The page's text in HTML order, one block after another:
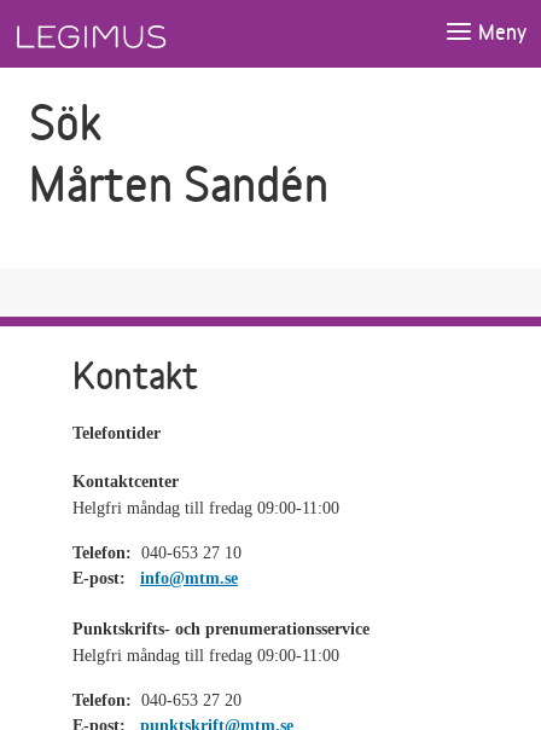
Meny
Sök
Mårten Sandén
Kontakt
Telefontider
Kontaktcenter
Helgfri måndag till fredag 09:00-11:00
Telefon: 040-653 27 10
E-post:
info@mtm.se
Punktskrifts- och prenumerationsservice
Helgfri måndag till fredag 09:00-11:00
Telefon: 040-653 27 20
E-post:
punktskrift@mtm.se